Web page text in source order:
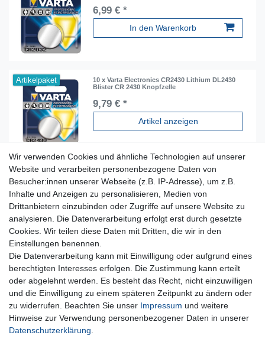
6,99 € *
In den Warenkorb
Artikelpaket
10 x Varta Electronics CR2430 Lithium DL2430
Blister CR 2430 Knopfzelle
9,79 € *
Artikel anzeigen
Für Fragen zu unseren Produkten und Bestellungen
erreichen Sie uns per E-Mail oder Telefon:
+49 5741 9099422 oder
info@dein-bau-projekt.de
Versand und Zahlung
Impressum
Datenschutzerklärung
AGB
Kontakt
Infos Ratenkauf mit easyCredit
Qualität made in Germany
Wir verwenden Cookies und ähnliche Technologien auf unserer
Website und verarbeiten personenbezogene Daten von
Besucher:innen unserer Webseite (z.B. IP-Adresse), um z.B.
Inhalte und Anzeigen zu personalisieren, Medien von
Drittanbietern einzubinden oder Zugriffe auf unsere Website zu
analysieren. Die Datenverarbeitung erfolgt erst durch gesetzte
Cookies. Wir teilen diese Daten mit Dritten, die wir in den
Einstellungen benennen.
Die Datenverarbeitung kann mit Einwilligung oder aufgrund eines
berechtigten Interesses erfolgen. Die Zustimmung kann erteilt
oder abgelehnt werden. Es besteht das Recht, nicht einzuwilligen
und die Einwilligung zu einem späteren Zeitpunkt zu ändern oder
zu widerrufen. Beachten Sie unser Impressum und weitere
Hinweise zur Verwendung personenbezogener Daten in unserer
Daten­schutz­erklärung